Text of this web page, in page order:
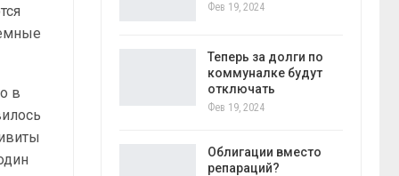
в
Фев 19, 2024
Теперь за долги по
коммуналке будут
отключать
Фев 19, 2024
Облигации вместо
репараций?